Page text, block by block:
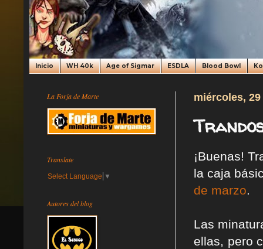
Inicio WH 40k Age of Sigmar ESDLA Blood Bowl
miércoles,
¡Buenas!
la caja
de marzo.
Las
ellas, pero
La Forja de Marte
Translate
Select Language ▼
Autores del blog